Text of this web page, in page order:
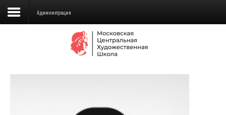
Сведения об образовательной
Администрация